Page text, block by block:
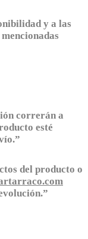
y a las
correrán a
esté
del producto o